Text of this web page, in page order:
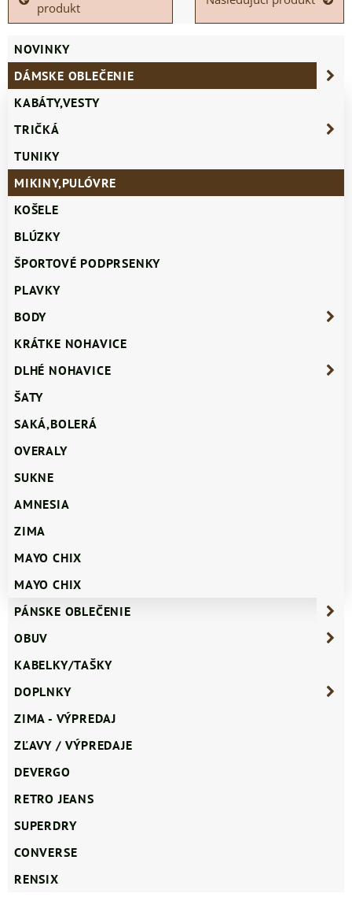
produkt
NOVINKY
DÁMSKE OBLEČENIE
KABÁTY,VESTY
TRIČKÁ
TUNIKY
MIKINY,PULÓVRE
KOŠELE
BLÚZKY
ŠPORTOVÉ PODPRSENKY
PLAVKY
BODY
KRÁTKE NOHAVICE
DLHÉ NOHAVICE
ŠATY
SAKÁ,BOLERÁ
OVERALY
SUKNE
AMNESIA
ZIMA
MAYO CHIX
MAYO CHIX
PÁNSKE OBLEČENIE
OBUV
KABELKY/TAŠKY
DOPLNKY
ZIMA - VÝPREDAJ
ZĽAVY / VÝPREDAJE
DEVERGO
RETRO JEANS
SUPERDRY
CONVERSE
RENSIX